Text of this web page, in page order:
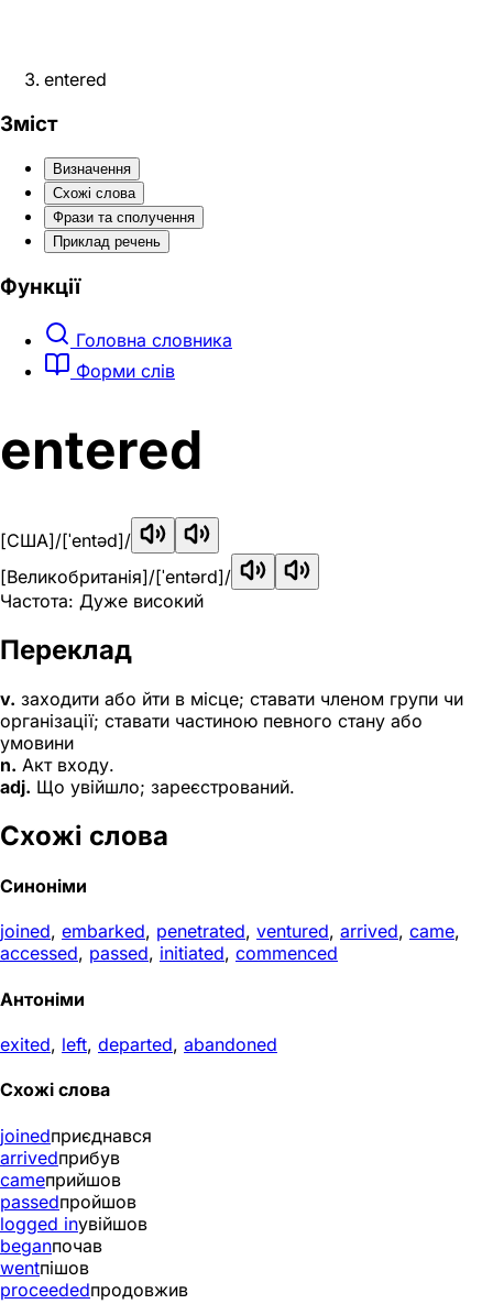
entered
Зміст
Визначення
Схожі слова
Фрази та сполучення
Приклад речень
Функції
Головна словника
Форми слів
entered
[США]/[ˈentəd]/
[Великобританія]/[ˈentərd]/
Частота: Дуже високий
Переклад
v. заходити або йти в місце; ставати членом групи чи
організації; ставати частиною певного стану або
умовини
n. Акт входу.
adj. Що увійшло; зареєстрований.
Схожі слова
Синоніми
joined, embarked, penetrated, ventured, arrived, came,
accessed, passed, initiated, commenced
Антоніми
exited, left, departed, abandoned
Схожі слова
joinedприєднався
arrivedприбув
cameприйшов
passedпройшов
logged inувійшов
beganпочав
wentпішов
proceededпродовжив